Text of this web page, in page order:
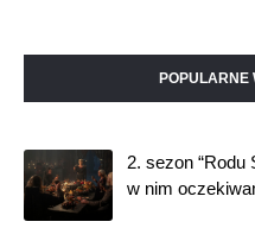
POPULARNE
2. sezon “Rodu
w nim